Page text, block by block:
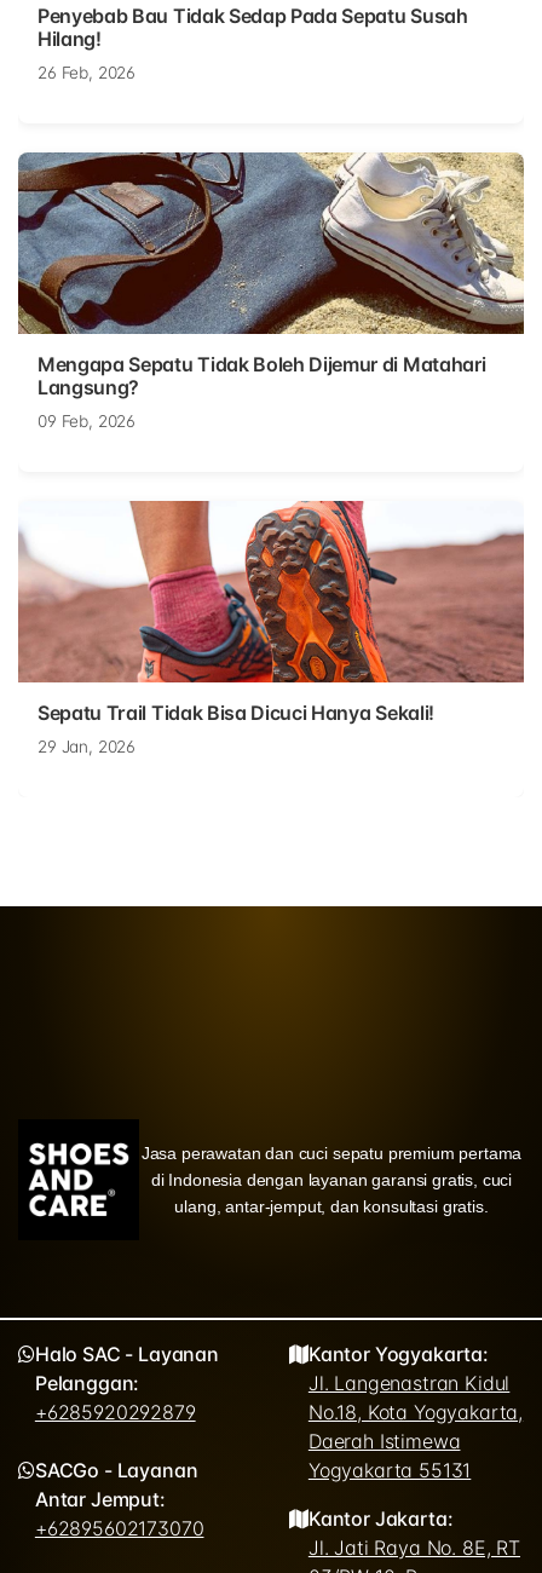
Penyebab Bau Tidak Sedap Pada Sepatu Susah
Hilang!
26 Feb, 2026
Mengapa Sepatu Tidak Boleh Dijemur di Matahari
Langsung?
09 Feb, 2026
Sepatu Trail Tidak Bisa Dicuci Hanya Sekali!
29 Jan, 2026
Jasa perawatan dan cuci sepatu premium pertama
di Indonesia dengan layanan garansi gratis, cuci
ulang, antar-jemput, dan konsultasi gratis.
Halo SAC - Layanan
Pelanggan:
+6285920292879
SACGo - Layanan
Antar Jemput:
+62895602173070
Kantor Yogyakarta:
Jl. Langenastran Kidul
No.18, Kota Yogyakarta,
Daerah Istimewa
Yogyakarta 55131
Kantor Jakarta:
Jl. Jati Raya No. 8E, RT